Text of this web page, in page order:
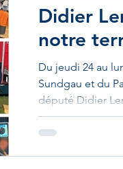
Didier
notre
Du jeudi 24 au
Sundgau et du
député Didier
territoire : Didier
nous avons